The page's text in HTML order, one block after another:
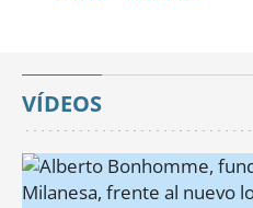
VÍDEOS